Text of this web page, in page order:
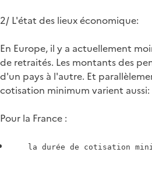
2/ L'état des lieux économique:
En Europe, il y a actuellement
de retraités. Les montants des
d'un pays à l'autre. Et
cotisation minimum varient aussi:
Pour la France :